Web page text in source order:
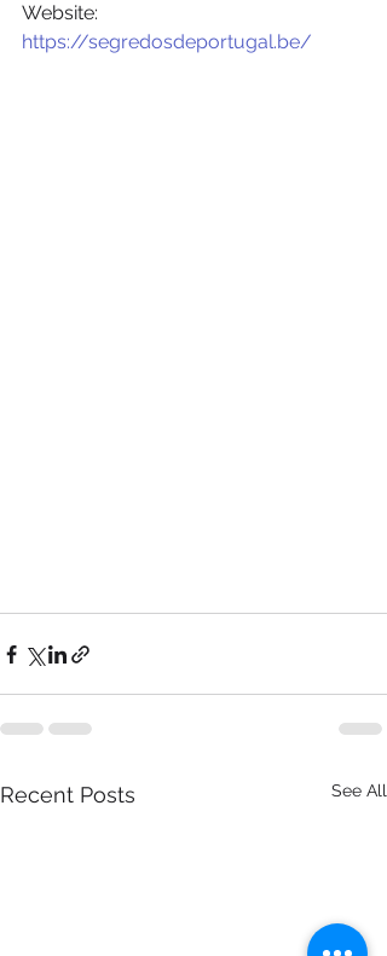
Website:
https://segredosdeportugal.be/
Recent Posts See All